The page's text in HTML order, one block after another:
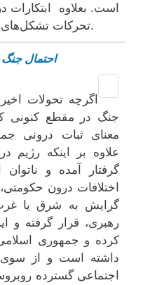
است. بعلاوه ابتکارات
تحرکات تشکل‌های حقوق بشری و سیاسی نیست.
احتمال
اگرچه تحولات
جنگ در مقطع کنونی
معنای ثبات درونی
علاوه بر اینکه رژیم
گرفتار آمده و
اختلافات درون‌
گرایش به شرق یا
رهبری، قرار گرفته و
کرده و جمهوری
داشته است و از سوی
اجتماعی گستردە